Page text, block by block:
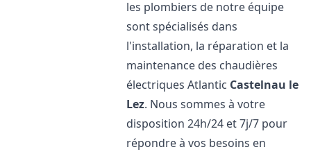
les plombiers de notre équipe
sont spécialisés dans
l'installation, la réparation et la
maintenance des chaudières
électriques Atlantic Castelnau le
Lez. Nous sommes à votre
disposition 24h/24 et 7j/7 pour
répondre à vos besoins en